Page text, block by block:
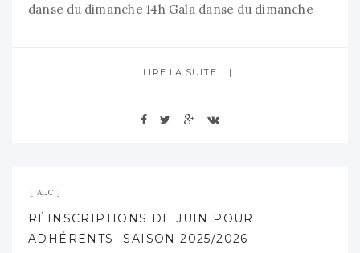
danse du dimanche 14h Gala danse du dimanche
LIRE LA SUITE
ALC
RÉINSCRIPTIONS DE JUIN POUR
ADHÉRENTS- SAISON 2025/2026